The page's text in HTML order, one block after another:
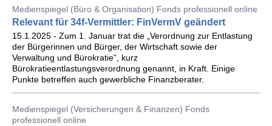
Medienspiegel (Büro & Organisation) Fonds professionell online
Relevant für 34f-Vermittler: FinVermV geändert
15.1.2025 - Zum 1. Januar trat die „Verordnung zur Entlastung
der Bürgerinnen und Bürger, der Wirtschaft sowie der
Verwaltung und Bürokratie”, kurz
Bürokratieentlastungsverordnung genannt, in Kraft. Einige
Punkte betreffen auch gewerbliche Finanzberater.
Medienspiegel (Versicherungen & Finanzen) Fonds
professionell online